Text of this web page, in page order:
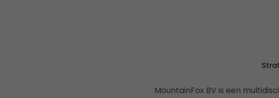
MountainFox BV is een